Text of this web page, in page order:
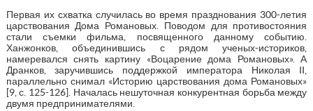
Первая их схватка случилась во время празднования 300-летия
царствования Дома Романовых. Поводом для противостояния
стали съемки фильма, посвященного данному событию.
Ханжонков, объединившись с рядом ученых-историков,
намеревался снять картину «Воцарение дома Романовых». А
Дранков, заручившись поддержкой императора Николая II,
параллельно снимал «Историю царствования дома Романовых»
[9, с. 125-126]. Началась нешуточная конкурентная борьба между
двумя предпринимателями.